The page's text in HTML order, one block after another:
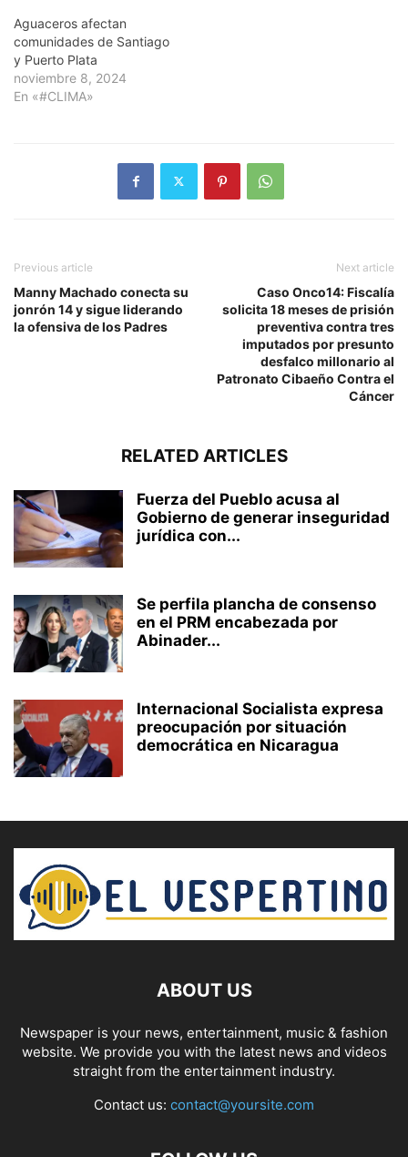
Aguaceros afectan
comunidades de Santiago
y Puerto Plata
noviembre 8, 2024
En «#CLIMA»
Previous article
Manny Machado conecta su
jonrón 14 y sigue liderando
la ofensiva de los Padres
Next article
Caso Onco14: Fiscalía
solicita 18 meses de prisión
preventiva contra tres
imputados por presunto
desfalco millonario al
Patronato Cibaeño Contra el
Cáncer
RELATED ARTICLES
Fuerza del Pueblo acusa al
Gobierno de generar inseguridad
jurídica con...
Se perfila plancha de consenso
en el PRM encabezada por
Abinader...
Internacional Socialista expresa
preocupación por situación
democrática en Nicaragua
ABOUT US
Newspaper is your news, entertainment, music & fashion
website. We provide you with the latest news and videos
straight from the entertainment industry.
Contact us: contact@yoursite.com